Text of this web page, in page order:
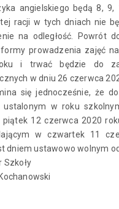
angielskiego będą 8, 9,
racji w tych dniach nie
na odległość. Powrót
prowadzenia zajęć
i trwać będzie do
w dniu 26 czerwca
się jednocześnie, że
ustalonym w roku
piątek 12 czerwca 2020
w czwartek 11
dniem ustawowo wolnym
Szkoły